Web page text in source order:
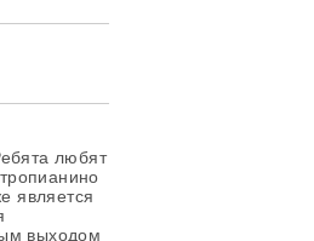
любят
является
выходом